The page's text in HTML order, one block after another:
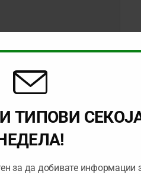
ТИПОВИ
за да добивате информации